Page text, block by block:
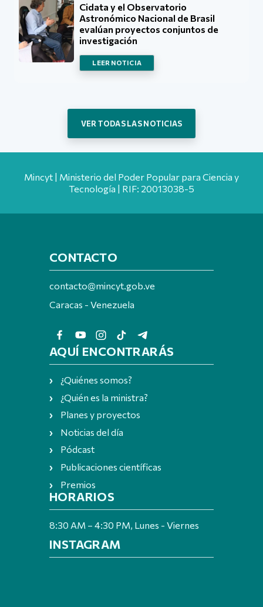
Cidata y el Observatorio
Astronómico Nacional de Brasil
evalúan proyectos conjuntos de
investigación
LEER NOTICIA
VER TODAS LAS NOTICIAS
Mincyt | Ministerio del Poder Popular para Ciencia y
Tecnología | RIF: 20013038-5
CONTACTO
contacto@mincyt.gob.ve
Caracas - Venezuela
AQUÍ ENCONTRARÁS
¿Quiénes somos?
¿Quién es la ministra?
Planes y proyectos
Noticias del día
Pódcast
Publicaciones científicas
Premios
HORARIOS
8:30 AM – 4:30 PM, Lunes - Viernes
INSTAGRAM